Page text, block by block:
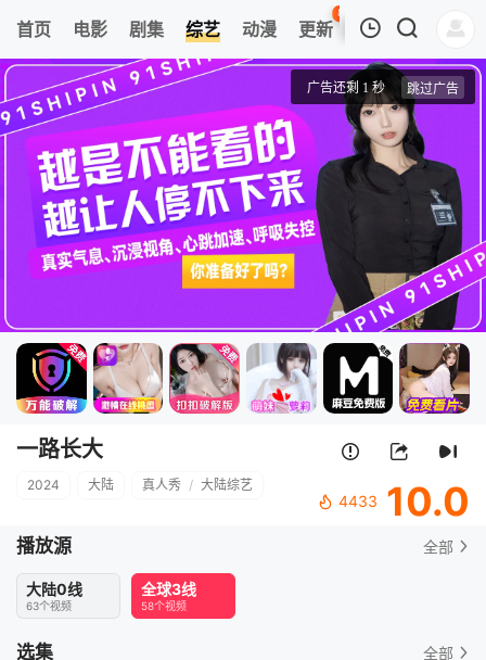
首页 电影 剧集 综艺 动漫 更新
88
热榜 APP
我的观影记录
20240411先导片
一路长大
清空
一路长大
2024 大陆 真人秀 / 大陆综艺
4433 10.0
播放源 全部
大陆0线
63个视频
全球3线
58个视频
选集 全部